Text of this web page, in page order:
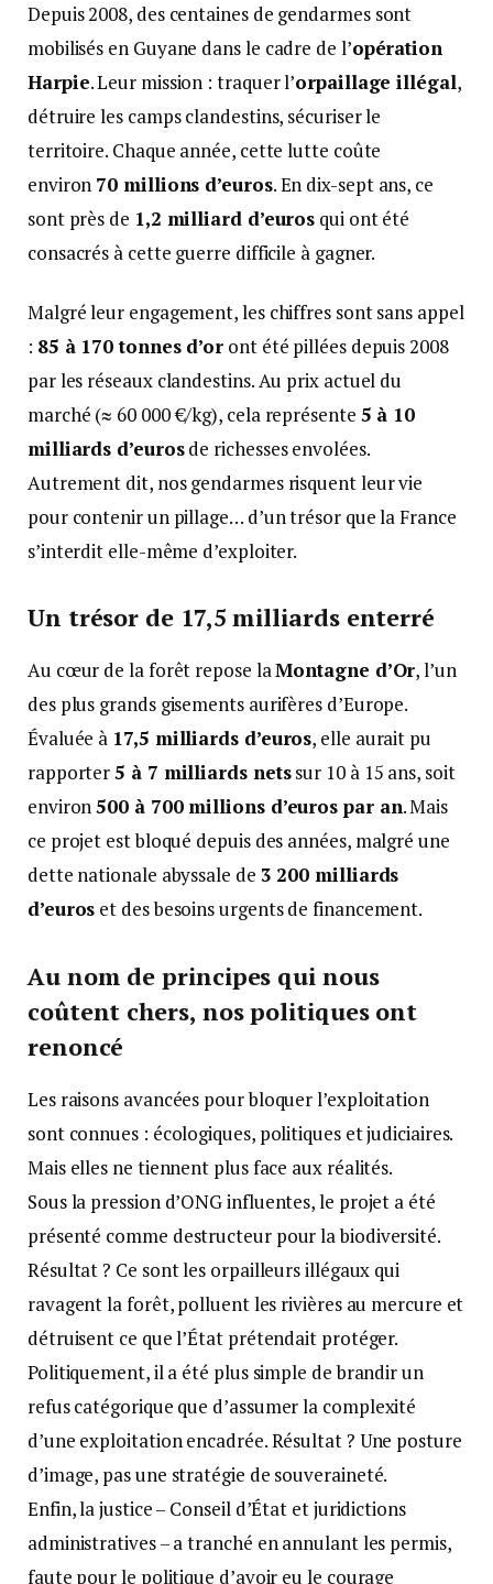
Depuis 2008, des centaines de gendarmes sont
mobilisés en Guyane dans le cadre de l’opération
Harpie. Leur mission : traquer l’orpaillage illégal,
détruire les camps clandestins, sécuriser le
territoire. Chaque année, cette lutte coûte
environ 70 millions d’euros. En dix-sept ans, ce
sont près de 1,2 milliard d’euros qui ont été
consacrés à cette guerre difficile à gagner.
Malgré leur engagement, les chiffres sont sans appel
: 85 à 170 tonnes d’or ont été pillées depuis 2008
par les réseaux clandestins. Au prix actuel du
marché (≈ 60 000 €/kg), cela représente 5 à 10
milliards d’eurosde richesses envolées.
Autrement dit, nos gendarmes risquent leur vie
pour contenir un pillage… d’un trésor que la France
s’interdit elle-même d’exploiter.
Un trésor de 17,5 milliards enterré
Au cœur de la forêt repose laMontagne d’Or, l’un
des plus grands gisements aurifères d’Europe.
Évaluée à 17,5 milliards d’euros, elle aurait pu
rapporter5 à 7 milliards netssur 10 à 15 ans, soit
environ500 à 700 millions d’euros par an. Mais
ce projet est bloqué depuis des années, malgré une
dette nationale abyssale de 3 200 milliards
d’euros et des besoins urgents de financement.
Au nom de principes qui nous
coûtent chers, nos politiques ont
renoncé
Les raisons avancées pour bloquer l’exploitation
sont connues : écologiques, politiques et judiciaires.
Mais elles ne tiennent plus face aux réalités.
Sous la pression d’ONG influentes, le projet a été
présenté comme destructeur pour la biodiversité.
Résultat ? Ce sont les orpailleurs illégaux qui
ravagent la forêt, polluent les rivières au mercure et
détruisent ce que l’État prétendait protéger.
Politiquement, il a été plus simple de brandir un
refus catégorique que d’assumer la complexité
d’une exploitation encadrée. Résultat ? Une posture
d’image, pas une stratégie de souveraineté.
Enfin, la justice – Conseil d’État et juridictions
administratives – a tranché en annulant les permis,
faute pour le politique d’avoir eu le courage